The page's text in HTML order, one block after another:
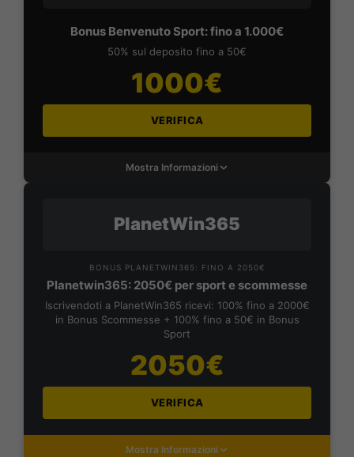
Bonus Benvenuto Sport: fino a 1.000€
50% sul deposito fino a 50€
1000€
VERIFICA
Mostra Informazioni
PlanetWin365
BONUS PLANETWIN365: FINO A 2050€
Planetwin365: 2050€ per sport e scommesse
Iscrivendoti a PlanetWin365 ricevi: 100% fino a 2000€
in Bonus Scommesse + 100% fino a 50€ in Bonus
Sport
2050€
VERIFICA
Mostra Informazioni